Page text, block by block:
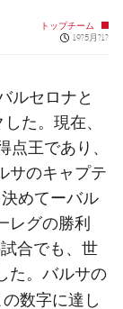
トップチーム
Published
19?5月?1?
ルセロナと
た。現在、
点王であり、
サのキャプテ
めてーバル
レグの勝利
合でも、世
た。バルサの
数字に達し